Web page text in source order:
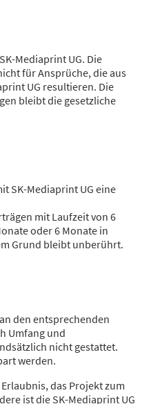
Mediaprint UG. Die
für Ansprüche, die aus
UG resultieren. Die
bleibt die gesetzliche
SK-Mediaprint UG eine
mit Laufzeit von 6
oder 6 Monate in
Grund bleibt unberührt.
den entsprechenden
Umfang und
nicht gestattet.
werden.
das Projekt zum
ist die SK-Mediaprint UG